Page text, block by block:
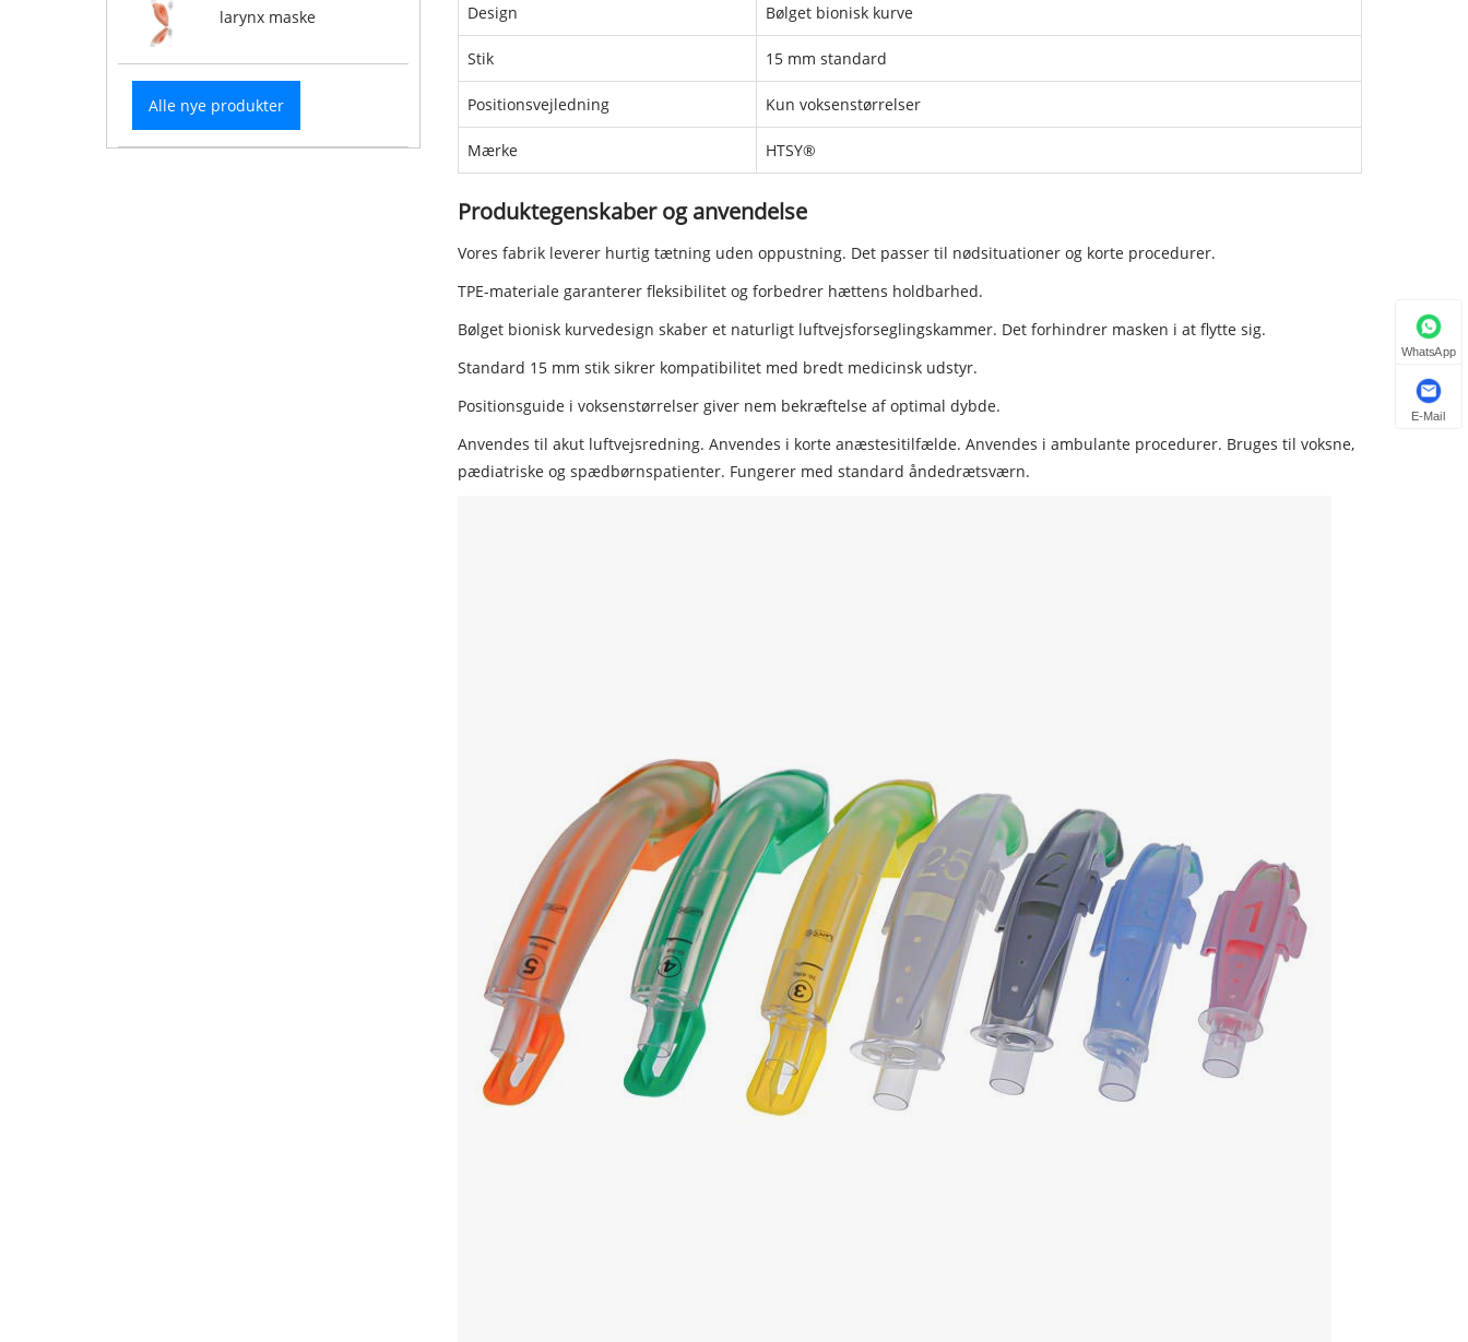
larynx maske
Alle nye produkter
Design Bølget bionisk kurve
Stik 15 mm standard
Positionsvejledning Kun voksenstørrelser
Mærke HTSY®
Produktegenskaber og anvendelse
Vores fabrik leverer hurtig tætning uden oppustning. Det passer til nødsituationer og korte procedurer.
TPE-materiale garanterer fleksibilitet og forbedrer hættens holdbarhed.
Bølget bionisk kurvedesign skaber et naturligt luftvejsforseglingskammer. Det forhindrer masken i at flytte sig.
Standard 15 mm stik sikrer kompatibilitet med bredt medicinsk udstyr.
Positionsguide i voksenstørrelser giver nem bekræftelse af optimal dybde.
Anvendes til akut luftvejsredning. Anvendes i korte anæstesitilfælde. Anvendes i ambulante procedurer. Bruges til voksne,
pædiatriske og spædbørnspatienter. Fungerer med standard åndedrætsværn.
WhatsApp
E-Mail